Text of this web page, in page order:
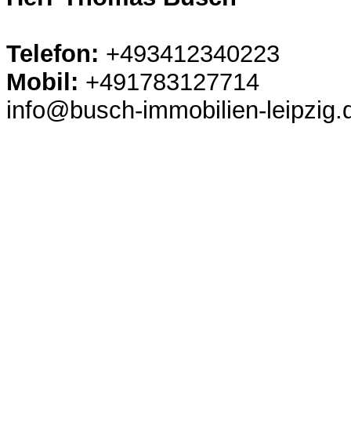
Telefon: +493412340223
Mobil: +491783127714
info@busch-immobilien-